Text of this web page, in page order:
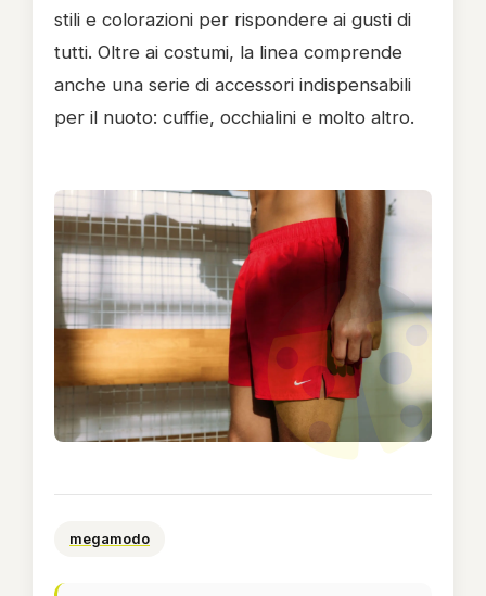
stili e colorazioni per rispondere ai gusti di
tutti. Oltre ai costumi, la linea comprende
anche una serie di accessori indispensabili
per il nuoto: cuffie, occhialini e molto altro.
megamodo